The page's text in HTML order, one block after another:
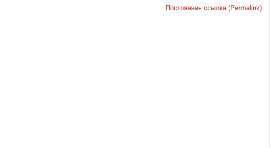
Постоянная ссылка (Permalink)